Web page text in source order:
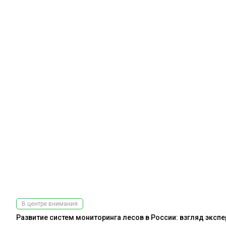
В центре внимания
Развитие систем мониторинга лесов в России: взгляд